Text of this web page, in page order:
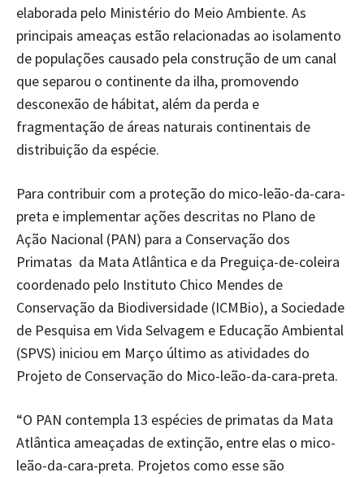
elaborada pelo Ministério do Meio Ambiente. As
principais ameaças estão relacionadas ao isolamento
de populações causado pela construção de um canal
que separou o continente da ilha, promovendo
desconexão de hábitat, além da perda e
fragmentação de áreas naturais continentais de
distribuição da espécie.
Para contribuir com a proteção do mico-leão-da-cara-
preta e implementar ações descritas no Plano de
Ação Nacional (PAN) para a Conservação dos
Primatas da Mata Atlântica e da Preguiça-de-coleira
coordenado pelo Instituto Chico Mendes de
Conservação da Biodiversidade (ICMBio), a Sociedade
de Pesquisa em Vida Selvagem e Educação Ambiental
(SPVS) iniciou em Março último as atividades do
Projeto de Conservação do Mico-leão-da-cara-preta.
“O PAN contempla 13 espécies de primatas da Mata
Atlântica ameaçadas de extinção, entre elas o mico-
leão-da-cara-preta. Projetos como esse são